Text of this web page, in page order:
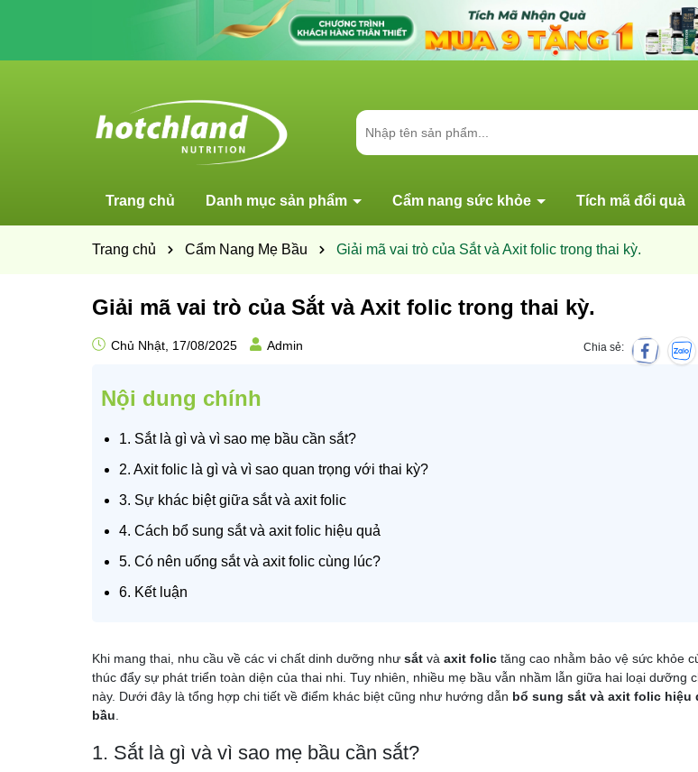
Trang chủ Danh mục sản phẩm Cẩm nang sức khỏe Tích mã đổi quà
Trang chủ Cẩm Nang Mẹ Bầu Giải mã vai trò của Sắt và Axit folic trong thai kỳ.
Giải mã vai trò của Sắt và Axit folic trong thai kỳ.
Chủ Nhật, 17/08/2025 Admin Chia sẻ:
Nội dung chính
1. Sắt là gì và vì sao mẹ bầu cần sắt?
2. Axit folic là gì và vì sao quan trọng với thai kỳ?
3. Sự khác biệt giữa sắt và axit folic
4. Cách bổ sung sắt và axit folic hiệu quả
5. Có nên uống sắt và axit folic cùng lúc?
6. Kết luận
Khi mang thai, nhu cầu về các vi chất dinh dưỡng như sắt và axit folic tăng cao nhằm bảo vệ sức khỏe
thúc đẩy sự phát triển toàn diện của thai nhi. Tuy nhiên, nhiều mẹ bầu vẫn nhầm lẫn giữa hai loại dưỡng
này. Dưới đây là tổng hợp chi tiết về điểm khác biệt cũng như hướng dẫn bổ sung sắt và axit folic hiệu
bầu
1. Sắt là gì và vì sao mẹ bầu cần sắt?